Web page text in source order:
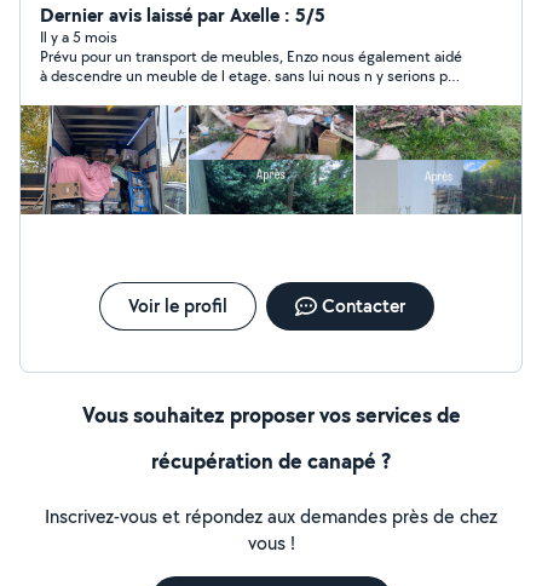
débarras, de la démolition et du transport. Mon objectif
est simple : offrir un travail rapide, propre et efficace,
toujours avec des tarifs très avantageux. Je suis une
personne TRÈS SÉRIEUSE, FIABLE et
PROFESSIONNELLE. Chaque travail est réalisé avec
attention et responsabilité afin de garantir la
satisfaction totale de mes clients.
Dernier avis laissé par Axelle : 5/5
Il y a 5 mois
Prévu pour un transport de meubles, Enzo nous également aidé
à descendre un meuble de l etage. sans lui nous n y serions pas
Voir le profil Contacter
Vous souhaitez proposer vos services de
récupération de canapé ?
Inscrivez-vous et répondez aux demandes près de chez
vous !